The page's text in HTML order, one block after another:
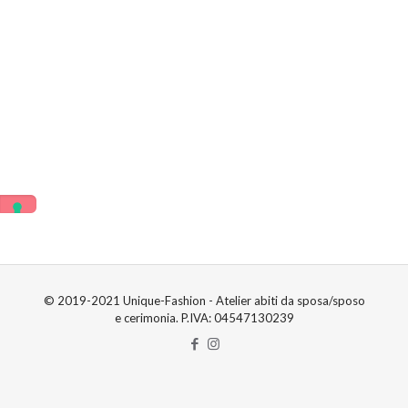
© 2019-2021 Unique-Fashion - Atelier abiti da sposa/sposo
e cerimonia. P.IVA: 04547130239